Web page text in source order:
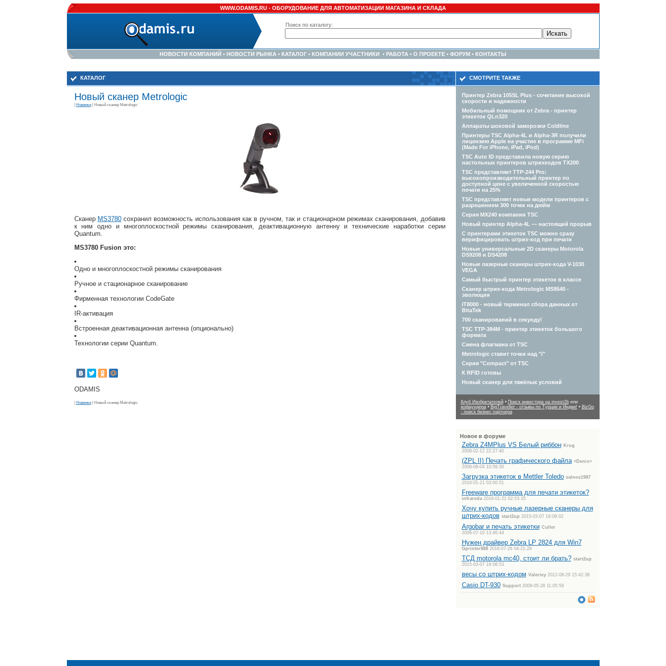
WWW.ODAMIS.RU - ОБОРУДОВАНИЕ ДЛЯ АВТОМАТИЗАЦИИ МАГАЗИНА И СКЛАДА
Поиск по каталогу:
НОВОСТИ КОМПАНИЙ • НОВОСТИ РЫНКА • КАТАЛОГ • КОМПАНИИ УЧАСТНИКИ • РАБОТА • О ПРОЕКТЕ • ФОРУМ • КОНТАКТЫ
КАТАЛОГ СМОТРИТЕ ТАКЖЕ
Новый сканер Metrologic
Новинки| Новый сканер Metrologic
Сканер MS3780сохранил возможность использования как в ручном, так и стационарном режимах сканирования, добавив
к ним одно и многоплоскостной режимы сканирования, деактивационную антенну и технические наработки серии
Quantum.
MS3780 Fusion это:
Одно и многоплоскостной режимы сканирования
Ручное и стационарное сканирование
Фирменная технологии CodeGate
IR-активация
Встроенная деактивационная антенна (опционально)
Технологии серии Quantum.
ODAMIS
Новинки| Новый сканер Metrologic
Принтер Zebra 105SL Plus - сочетание высокой
скорости и надежности
Мобильный помощник от Zebra - принтер
этикеток QLn320
Аппараты шоковой заморозки Coldline
Принтеры TSC Alpha-4L и Alpha-3R получили
лицензию Apple на участие в программе MFi
(Made For iPhone, iPad, iPod)
TSC Auto ID представила новую серию
настольных принтеров штрихкодов TX200
TSC представляет TTP-244 Pro:
высокопроизводительный принтер по
доступной цене с увеличенной скоростью
печати на 25%
TSC представляет новые модели принтеров с
разрешением 300 точек на дюйм
Серия MX240 компании TSC
Новый принтер Alpha-4L — настоящий прорыв
С принтерами этикеток TSC можно сразу
верифицировать штрих-код при печати
Новые универсальные 2D сканеры Motorola
DS9208 и DS4208
Новые лазерные сканеры штрих-кода V-1030
VEGA
Самый быстрый принтер этикеток в классе
Сканер штрих-кода Metrologic MS9540 -
эволюция
IT8000 - новый терминал сбора данных от
BitaTek
700 сканирований в секунду!
TSC TTP-384M - принтер этикеток большого
формата
Смена флагмана от TSC
Metrologic ставит точки над "i"
Серия "Compact" от TSC
К RFID готовы
Новый сканер для тяжёлых условий
Клуб Изобретателей• Поиск инвестора на invest2bили
кофаундера• BigTraveller - отзывы по Турции и Индии! • BizGo
- поиск бизнес-партнера
Новое в форуме
Zebra Z4MPlus VS Белый риббон
Krug
2008-02-12 22:27:40
(ZPL II) Печать графического файла <Denis>
2006-08-04 10:59:30
Загрузка этикеток в Mettler Toledo valnov1987
2016-01-21 03:00:51
Freeware программа для печати этикеток?
infrareda 2016-01-21 02:53:35
Хочу купить ручные лазерные сканеры для
штрих-кодов start2up 2015-03-07 19:08:02
Argobar и печать этикетки Culler
2006-07-10 13:46:44
Нужен драйвер Zebra LP 2824 для Win7
Gprinter888 2016-07-26 04:21:29
ТСД motorola mc40, стоит ли брать? start2up
2015-03-07 19:08:53
весы со штрих-кодом Valeriey 2012-08-29 15:42:38
Casio DT-930 Support 2009-05-28 11:05:59